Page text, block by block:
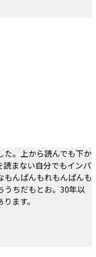
た。上から読んでも下か
読まない自分でもインパ
もんぱんもれもんぱんも
うちだもとお。30年以
ます。